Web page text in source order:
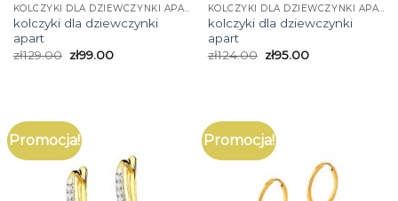
KOLCZYKI DLA DZIEWCZYNKI APART
kolczyki dla dziewczynki
apart
zł129.00 zł99.00
KOLCZYKI DLA DZIEWCZYNKI APART
kolczyki dla dziewczynki
apart
zł124.00 zł95.00
Promocja! Promocja!